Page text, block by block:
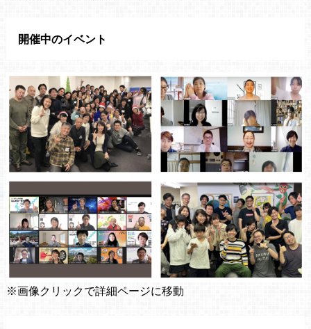
開催中のイベント
※画像クリックで詳細ページに移動